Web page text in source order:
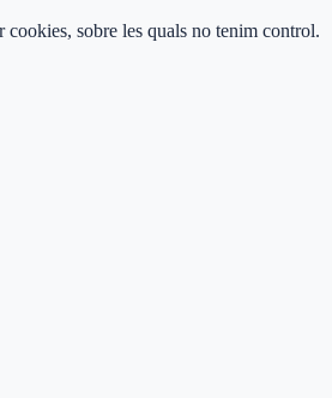
sobre les quals no tenim control.